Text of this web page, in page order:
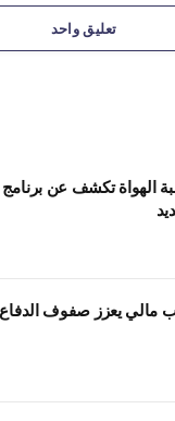
تعليق واحد
الهواة تكشف عن
مالي يعزز صفوف